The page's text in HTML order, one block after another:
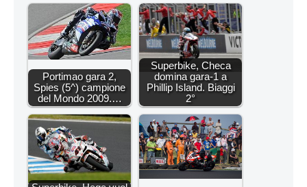
Portimao gara 2,
Spies (5^) campione
del Mondo 2009.…
Superbike, Checa
domina gara-1 a
Phillip Island. Biaggi
2°